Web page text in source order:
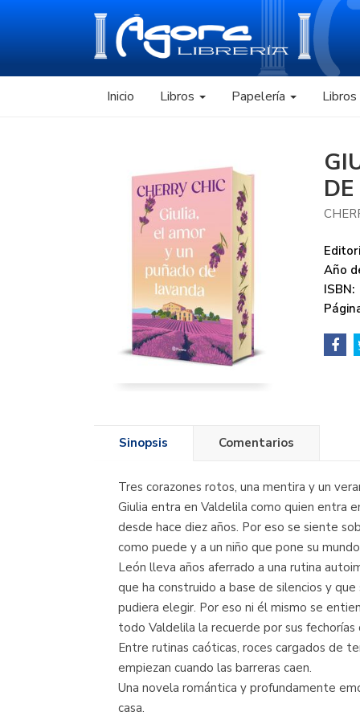
Inicio Libros Papelería
Año
ISBN:
Sinopsis Comentarios
Tres corazones rotos, una mentira y un
Giulia entra en Valdelila como quien entra
desde hace diez años. Por eso se siente
como puede y a un niño que pone su
León lleva años aferrado a una rutina
que ha construido a base de silencios y
pudiera elegir. Por eso ni él mismo se
todo Valdelila la recuerde por sus
Entre rutinas caóticas, roces cargados de
empiezan cuando las barreras caen.
Una novela romántica y profundamente
casa.